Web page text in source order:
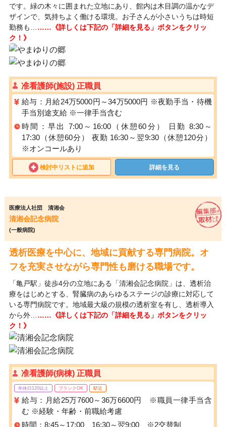
です。緑の木々に囲まれた立地にあり、館内は木目調の温かなデ
ザインで、気持ちよく働ける環境。お子さんが小さいうちは時短
勤務も… ……《詳しくは下記の「詳細を見る」ボタンをクリッ
ク！》
准看護師(施設) 正職員
給与：月給24万5000円～34万5000円 ※夜勤手当・待機
手当別途支給 ※一律手当含む
時間：早出 7:00～16:00（休憩60分） 日勤 8:30～
17:30（休憩60分） 夜勤 16:30～翌9:30（休憩120分）
※オンコールあり
検討中リストに追加 詳細を見る
医療法人社団 清湘会
清湘会記念病院
(一般病院)
透析医療を中心に、地域に貢献する専門病院。オ
フを充実させながら専門性も磨ける職場です。
「亀戸駅」徒歩4分の立地にある「清湘会記念病院」は、透析治
療をはじめとする、腎臓病のあらゆるステージの診療に対応して
いる専門病院です。地域最大級の規模の透析室を有し、透析導入
から外… ……《詳しくは下記の「詳細を見る」ボタンをクリッ
ク！》
准看護師(病棟) 正職員
年休日120以上 ブランクOK 駅近
給与：月給25万7600～36万6600円 ※職員一律手当含
む ※経験・年齢・前職給考慮
時間：8:45～17:00 16:30～翌9:00 ※2交替制